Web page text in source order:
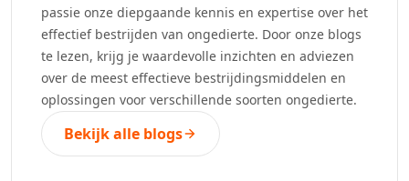
passie onze diepgaande kennis en expertise over het
effectief bestrijden van ongedierte. Door onze blogs
te lezen, krijg je waardevolle inzichten en adviezen
over de meest effectieve bestrijdingsmiddelen en
oplossingen voor verschillende soorten ongedierte.
Bekijk alle blogs